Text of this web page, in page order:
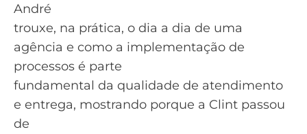
André
trouxe, na prática, o dia a dia de uma
agência e como a implementação de
processos é parte
fundamental da qualidade de atendimento
e entrega, mostrando porque a Clint passou
de